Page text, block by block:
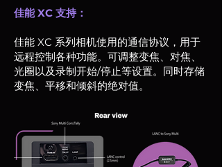
佳能 XC 支持：
佳能 XC 系列相机使用的通信协议，用于
远程控制各种功能。可调整变焦、对焦、
光圈以及录制开始/停止等设置。同时存储
变焦、平移和倾斜的绝对值。